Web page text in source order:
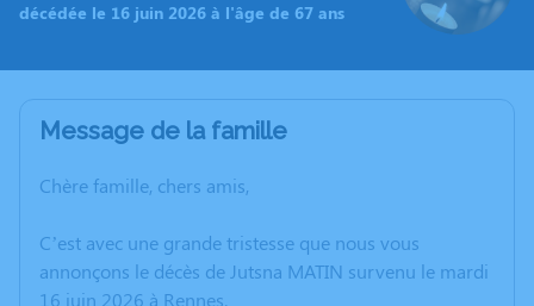
décédée le 16 juin 2026 à l'âge de 67 ans
Message de la famille
Chère famille, chers amis,
C’est avec une grande tristesse que nous vous
annonçons le décès de Jutsna MATIN survenu le mardi
16 juin 2026 à Rennes.